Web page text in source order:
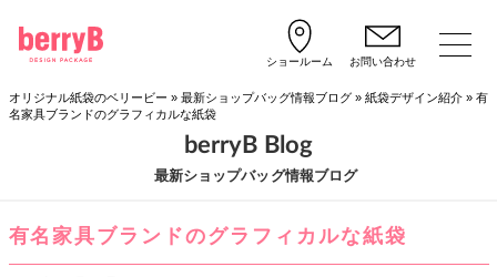
ショールーム お問い合わせ
オリジナル紙袋のベリービー » 最新ショップバッグ情報ブログ» 紙袋デザイン紹介» 有
名家具ブランドのグラフィカルな紙袋
最新ショップバッグ情報ブログ
berryB Blog
有名家具ブランドのグラフィカルな紙袋